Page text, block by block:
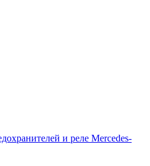
и реле Mercedes-